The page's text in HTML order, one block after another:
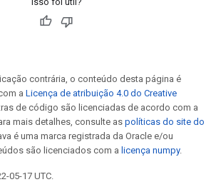
contrária, o conteúdo desta página é
a Licença de atribuição 4.0 do Creative
de código são licenciadas de acordo com a
mais detalhes, consulte as políticas do site do
é uma marca registrada da Oracle e/ou
são licenciados com a licença numpy.
05-17 UTC.